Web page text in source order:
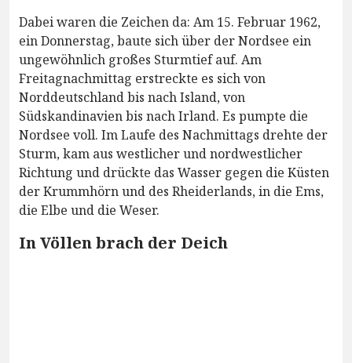
Dabei waren die Zeichen da: Am 15. Februar 1962,
ein Donnerstag, baute sich über der Nordsee ein
ungewöhnlich großes Sturmtief auf. Am
Freitagnachmittag erstreckte es sich von
Norddeutschland bis nach Island, von
Südskandinavien bis nach Irland. Es pumpte die
Nordsee voll. Im Laufe des Nachmittags drehte der
Sturm, kam aus westlicher und nordwestlicher
Richtung und drückte das Wasser gegen die Küsten
der Krummhörn und des Rheiderlands, in die Ems,
die Elbe und die Weser.
In Völlen brach der Deich